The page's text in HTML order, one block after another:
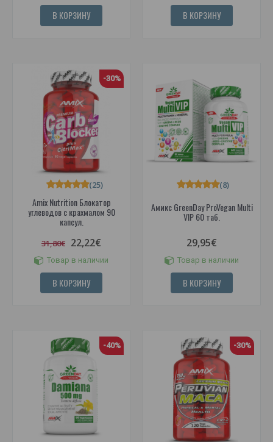
В КОРЗИНУ В КОРЗИНУ
-30%
Amix Nutrition Блокатор
углеводов с крахмалом 90
капсул.
(25)
31,80€ 22,22€
Товар в наличии
В КОРЗИНУ
Амикс GreenDay ProVegan Multi
VIP 60 таб.
(8)
29,95€
Товар в наличии
В КОРЗИНУ
-40% -30%